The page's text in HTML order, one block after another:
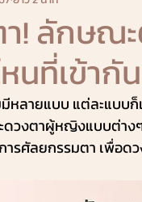
! ลักษณ
นที่เข้ากัน
ลายแบบ แต่ละแบบก็
ดวงตาผู้หญิงแบบต่า
ารศัลยกรรมตา เพื่อด